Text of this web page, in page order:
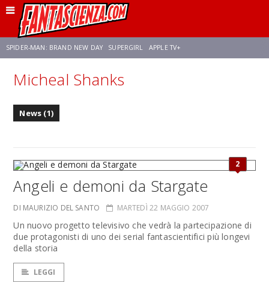
SPIDER-MAN: BRAND NEW DAY SUPERGIRL APPLE TV+
FRANCO RICCIARDIELLO ZENDAYA
Micheal Shanks
News (1)
2
Angeli e demoni da Stargate
DI MAURIZIO DEL SANTO MARTEDÌ 22 MAGGIO 2007
Un nuovo progetto televisivo che vedrà la partecipazione di
due protagonisti di uno dei serial fantascientifici più longevi
della storia
LEGGI